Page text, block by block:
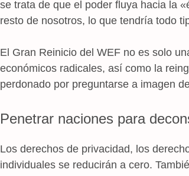
se trata de que el poder fluya hacia la
resto de nosotros, lo que tendría todo
El Gran Reinicio del WEF no es solo
económicos radicales, así como la
perdonado por preguntarse a imagen
Penetrar naciones para
Los derechos de privacidad, los
individuales se reducirán a cero.